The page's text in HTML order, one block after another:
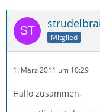
Mitglied
1. März 2011 um 10:29
Hallo zusammen,